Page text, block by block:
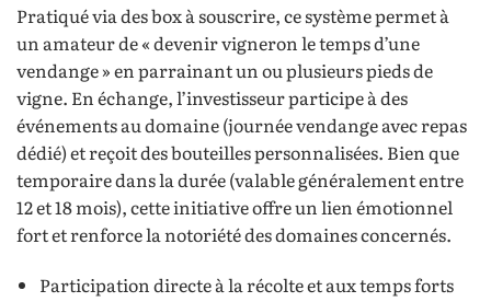
Pratiqué via des box à souscrire, ce système permet à
un amateur de « devenir vigneron le temps d’une
vendange » en parrainant un ou plusieurs pieds de
vigne. En échange, l’investisseur participe à des
événements au domaine (journée vendange avec repas
dédié) et reçoit des bouteilles personnalisées. Bien que
temporaire dans la durée (valable généralement entre
12 et 18 mois), cette initiative offre un lien émotionnel
fort et renforce la notoriété des domaines concernés.
Participation directe à la récolte et aux temps forts